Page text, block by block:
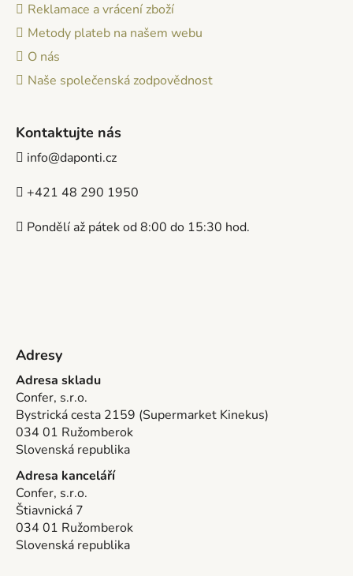
Reklamace a vrácení zboží
Metody plateb na našem webu
O nás
Naše společenská zodpovědnost
Kontaktujte nás
info@daponti.cz
+421 48 290 1950
Pondělí až pátek od 8:00 do 15:30 hod.
Adresy
Adresa skladu
Confer, s.r.o.
Bystrická cesta 2159 (Supermarket Kinekus)
034 01 Ružomberok
Slovenská republika
Adresa kanceláří
Confer, s.r.o.
Štiavnická 7
034 01 Ružomberok
Slovenská republika